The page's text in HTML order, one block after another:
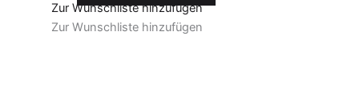
Zur Wunschliste hinzufügen
Zur Wunschliste hinzufügen